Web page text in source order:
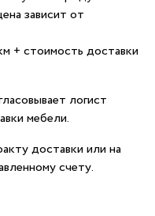
зависит от
+ стоимость доставки
логист
мебели.
доставки или на
счету.